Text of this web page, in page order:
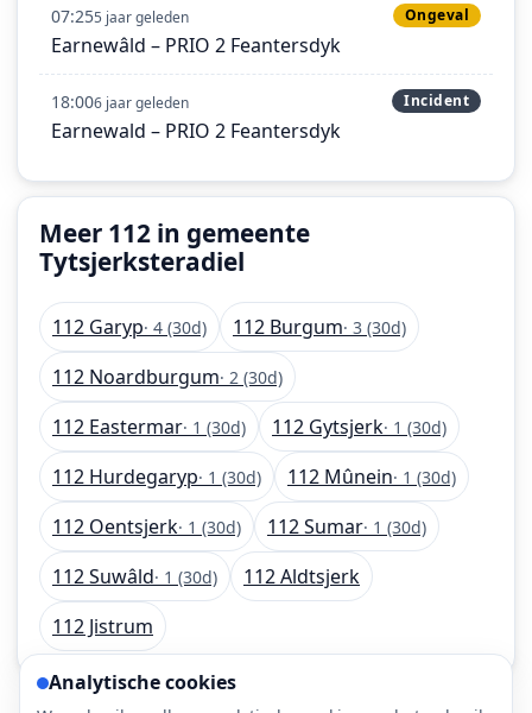
07:255 jaar geleden Ongeval
Earnewâld – PRIO 2 Feantersdyk
18:006 jaar geleden Incident
Earnewald – PRIO 2 Feantersdyk
Meer 112 in gemeente
Tytsjerksteradiel
112 Garyp· 4 (30d) 112 Burgum· 3 (30d)
112 Noardburgum· 2 (30d)
112 Eastermar· 1 (30d) 112 Gytsjerk· 1 (30d)
112 Hurdegaryp· 1 (30d) 112 Mûnein· 1 (30d)
112 Oentsjerk· 1 (30d) 112 Sumar· 1 (30d)
112 Suwâld· 1 (30d)
112 Aldtsjerk
112 Jistrum
Analytische cookies